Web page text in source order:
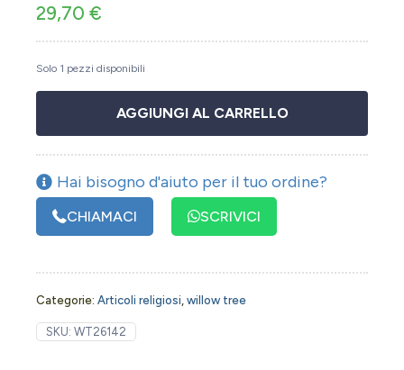
29,70 €
Solo 1 pezzi disponibili
AGGIUNGI AL CARRELLO
Hai bisogno d'aiuto per il tuo ordine?
CHIAMACI SCRIVICI
Categorie: Articoli religiosi willow tree
SKU: WT26142